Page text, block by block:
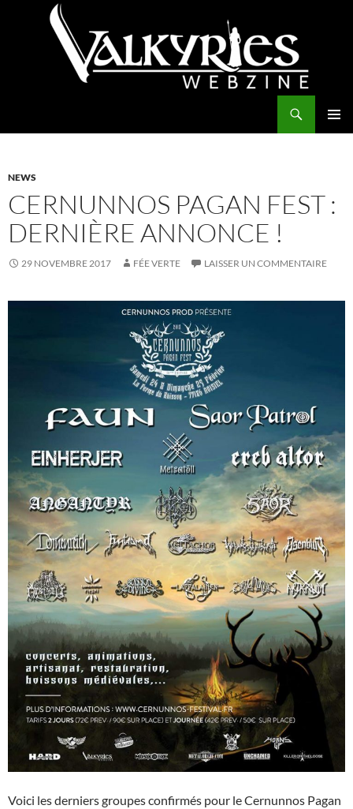
NEWS
CERNUNNOS PAGAN FEST :
DERNIÈRE ANNONCE !
29 NOVEMBRE 2017 FÉE VERTE LAISSER UN COMMENTAIRE
Voici les derniers groupes confirmés pour le Cernunnos Pagan